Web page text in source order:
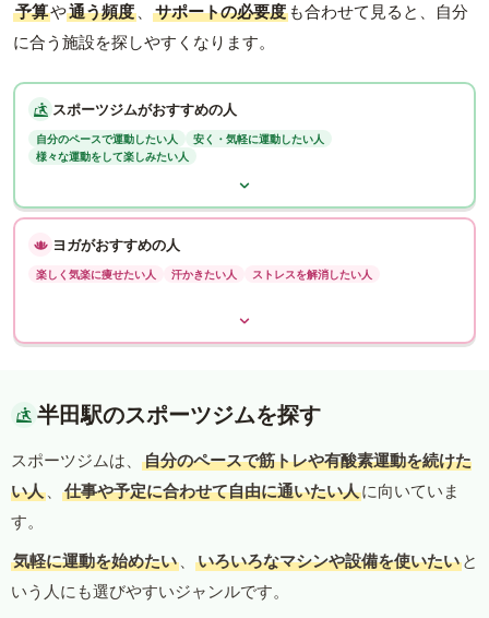
予算や通う頻度 、 サポートの必要度 も合わせて見ると、自分
に合う施設を探しやすくなります。
スポーツジムがおすすめの人
自分のペースで運動したい人
安く・気軽に運動したい人
様々な運動をして楽しみたい人
ヨガがおすすめの人
楽しく気楽に痩せたい人 汗かきたい人 ストレスを解消したい人
半田駅のスポーツジムを探す
スポーツジムは、
自分のペースで筋トレや有酸素運動を続けた
い人 、 仕事や予定に合わせて自由に通いたい人に向いていま
す。
気軽に運動を始めたい 、 いろいろなマシンや設備を使いたい と
いう人にも選びやすいジャンルです。